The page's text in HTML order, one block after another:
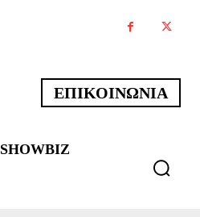
ΕΠΙΚΟΙΝΩΝΙΑ
SHOWBIZ